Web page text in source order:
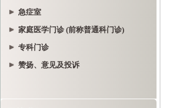
急症室
家庭医学门诊 (前称普通科门诊)
专科门诊
赞扬、意见及投诉